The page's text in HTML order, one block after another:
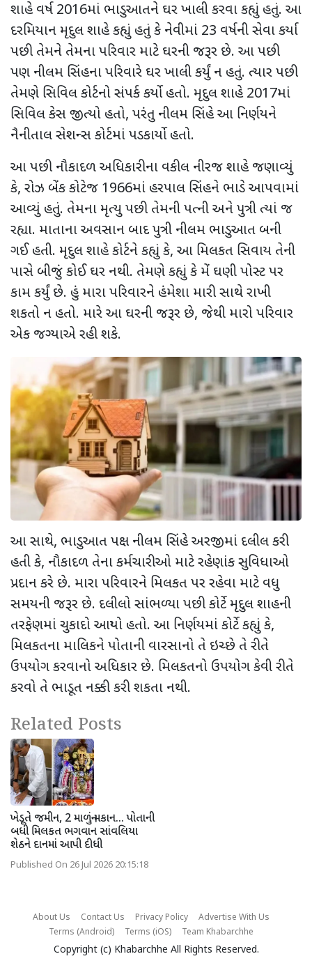
શાહે વર્ષ 2016માં ભાડુઆતને ઘર ખાલી કરવા કહ્યું હતું. આ
દરમિયાન મૃદુલ શાહે કહ્યું હતું કે નેવીમાં 23 વર્ષની સેવા કર્યા
પછી તેમને તેમના પરિવાર માટે ઘરની જરૂર છે. આ પછી
પણ નીલમ સિંહના પરિવારે ઘર ખાલી કર્યું ન હતું. ત્યાર પછી
તેમણે સિવિલ કોર્ટનો સંપર્ક કર્યો હતો. મૃદુલ શાહે 2017માં
સિવિલ કેસ જીત્યો હતો, પરંતુ નીલમ સિંહે આ નિર્ણયને
નૈનીતાલ સેશન્સ કોર્ટમાં પડકાર્યો હતો.
આ પછી નૌકાદળ અધિકારીના વકીલ નીરજ શાહે જણાવ્યું
કે, રોઝ બેંક કોટેજ 1966માં હરપાલ સિંહને ભાડે આપવામાં
આવ્યું હતું. તેમના મૃત્યુ પછી તેમની પત્ની અને પુત્રી ત્યાં જ
રહ્યા. માતાના અવસાન બાદ પુત્રી નીલમ ભાડુઆત બની
ગઈ હતી. મૃદુલ શાહે કોર્ટને કહ્યું કે, આ મિલકત સિવાય તેની
પાસે બીજું કોઈ ઘર નથી. તેમણે કહ્યું કે મેં ઘણી પોસ્ટ પર
કામ કર્યું છે. હું મારા પરિવારને હંમેશા મારી સાથે રાખી
શકતો ન હતો. મારે આ ઘરની જરૂર છે, જેથી મારો પરિવાર
એક જગ્યાએ રહી શકે.
આ સાથે, ભાડુઆત પક્ષ નીલમ સિંહે અરજીમાં દલીલ કરી
હતી કે, નૌકાદળ તેના કર્મચારીઓ માટે રહેણાંક સુવિધાઓ
પ્રદાન કરે છે. મારા પરિવારને મિલકત પર રહેવા માટે વધુ
સમયની જરૂર છે. દલીલો સાંભળ્યા પછી કોર્ટે મૃદુલ શાહની
તરફેણમાં ચુકાદો આપ્યો હતો. આ નિર્ણયમાં કોર્ટે કહ્યું કે,
મિલકતના માલિકને પોતાની વારસાનો તે ઇચ્છે તે રીતે
ઉપયોગ કરવાનો અધિકાર છે. મિલકતનો ઉપયોગ કેવી રીતે
કરવો તે ભાડૂત નક્કી કરી શકતા નથી.
Related Posts
ખેડૂતે જમીન, 2 માળનું મકાન... પોતાની
બધી મિલકત ભગવાન સાંવલિયા
શેઠને દાનમાં આપી દીધી
Published On 26 Jul 2026 20:15:18
About Us Contact Us Privacy Policy
Advertise With Us
Terms (Android)
Terms (iOS) Team Khabarchhe
Copyright (c) Khabarchhe All Rights Reserved.